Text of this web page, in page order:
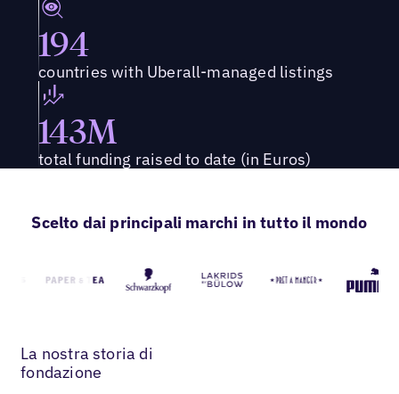
194
countries with Uberall-managed listings
143M
total funding raised to date (in Euros)
Scelto dai principali marchi in tutto il mondo
La nostra storia di
fondazione